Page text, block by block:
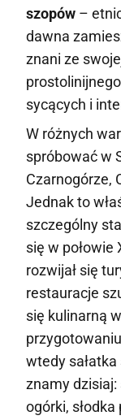
szopów –
dawna
znani ze
sycących i
W różnych
spróbować w
Czarnogórze,
Jednak to
szczególny
się w połowie
rozwijał się
restauracje
się kulinarną
wtedy
znamy
ogórki,